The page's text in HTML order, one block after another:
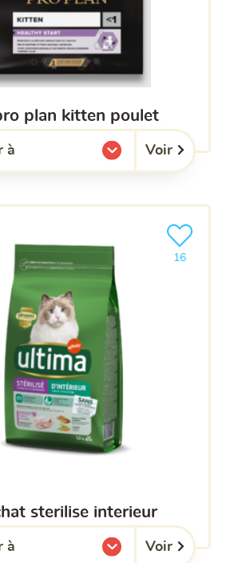
plan kitten poulet
à
mes listes. Voir
sterilise interieur
16
Ajouter le
à
mes listes. Voir